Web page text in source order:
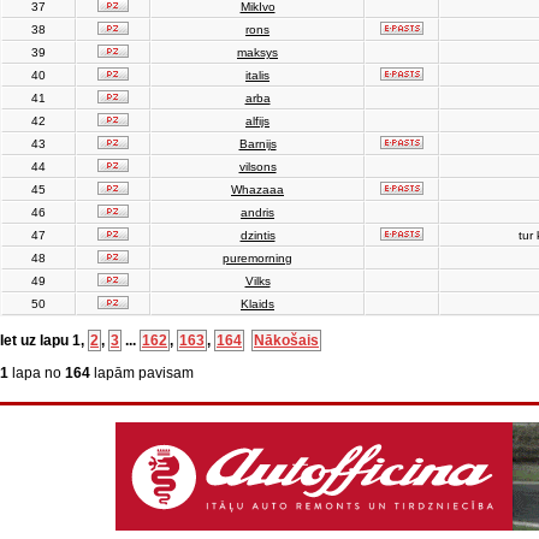
37
MikIvo
38
rons
39
maksys
40
italis
41
arba
42
alfijs
43
Barnijs
44
vilsons
45
Whazaaa
46
andris
47
dzintis
tur
48
puremorning
49
Vilks
50
Klaids
Iet uz lapu 1, 2, 3 ... 162, 163, 164
Nākošais
1 lapa no 164 lapām pavisam